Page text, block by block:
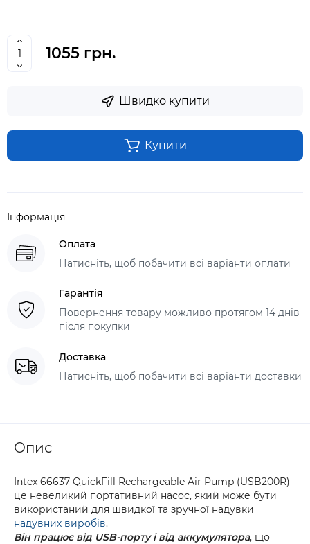
1055 грн.
Швидко купити
Купити
Інформація
Оплата
Натисніть, щоб побачити всі варіанти оплати
Гарантія
Повернення товару можливо протягом 14 днів
після покупки
Доставка
Натисніть, щоб побачити всі варіанти доставки
Опис
Intex 66637 QuickFill Rechargeable Air Pump (USB200R) -
це невеликий портативний насос, який може бути
використаний для швидкої та зручної надувки
надувних виробів.
Він працює від USB-порту і від аккумулятора, що